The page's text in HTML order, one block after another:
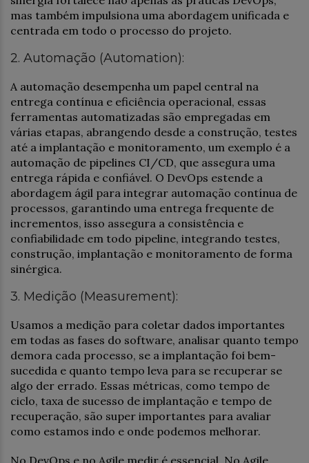
mas também impulsiona uma abordagem unificada e
centrada em todo o processo do projeto.
2. Automação (Automation):
A automação desempenha um papel central na
entrega contínua e eficiência operacional, essas
ferramentas automatizadas são empregadas em
várias etapas, abrangendo desde a construção, testes
até a implantação e monitoramento, um exemplo é a
automação de pipelines CI/CD, que assegura uma
entrega rápida e confiável. O DevOps estende a
abordagem ágil para integrar automação contínua de
processos, garantindo uma entrega frequente de
incrementos, isso assegura a consistência e
confiabilidade em todo pipeline, integrando testes,
construção, implantação e monitoramento de forma
sinérgica.
3. Medição (Measurement):
Usamos a medição para coletar dados importantes
em todas as fases do software, analisar quanto tempo
demora cada processo, se a implantação foi bem-
sucedida e quanto tempo leva para se recuperar se
algo der errado. Essas métricas, como tempo de
ciclo, taxa de sucesso de implantação e tempo de
recuperação, são super importantes para avaliar
como estamos indo e onde podemos melhorar.
No DevOps e no Agile medir é essencial. No Agile,